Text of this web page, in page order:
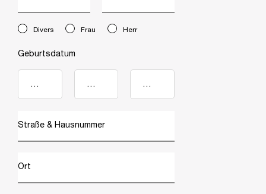
newslettersignup.title.legend
Divers Frau Herr
Geburtsdatum
Straße & Hausnummer
Ort